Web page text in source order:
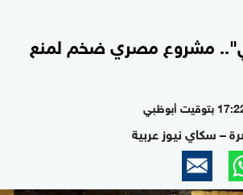
مشروع مصري ضخم لمنع
– سكاي نيوز عربية